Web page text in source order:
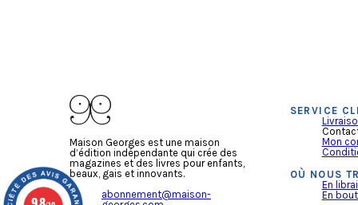
Maison Georges est une maison
d’édition indépendante qui crée des
magazines et des livres pour enfants,
beaux, gais et innovants.
abonnement@maison-
SERVICE
Mon
OÙ NOUS
En
En